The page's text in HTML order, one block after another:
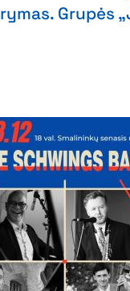
Grupės